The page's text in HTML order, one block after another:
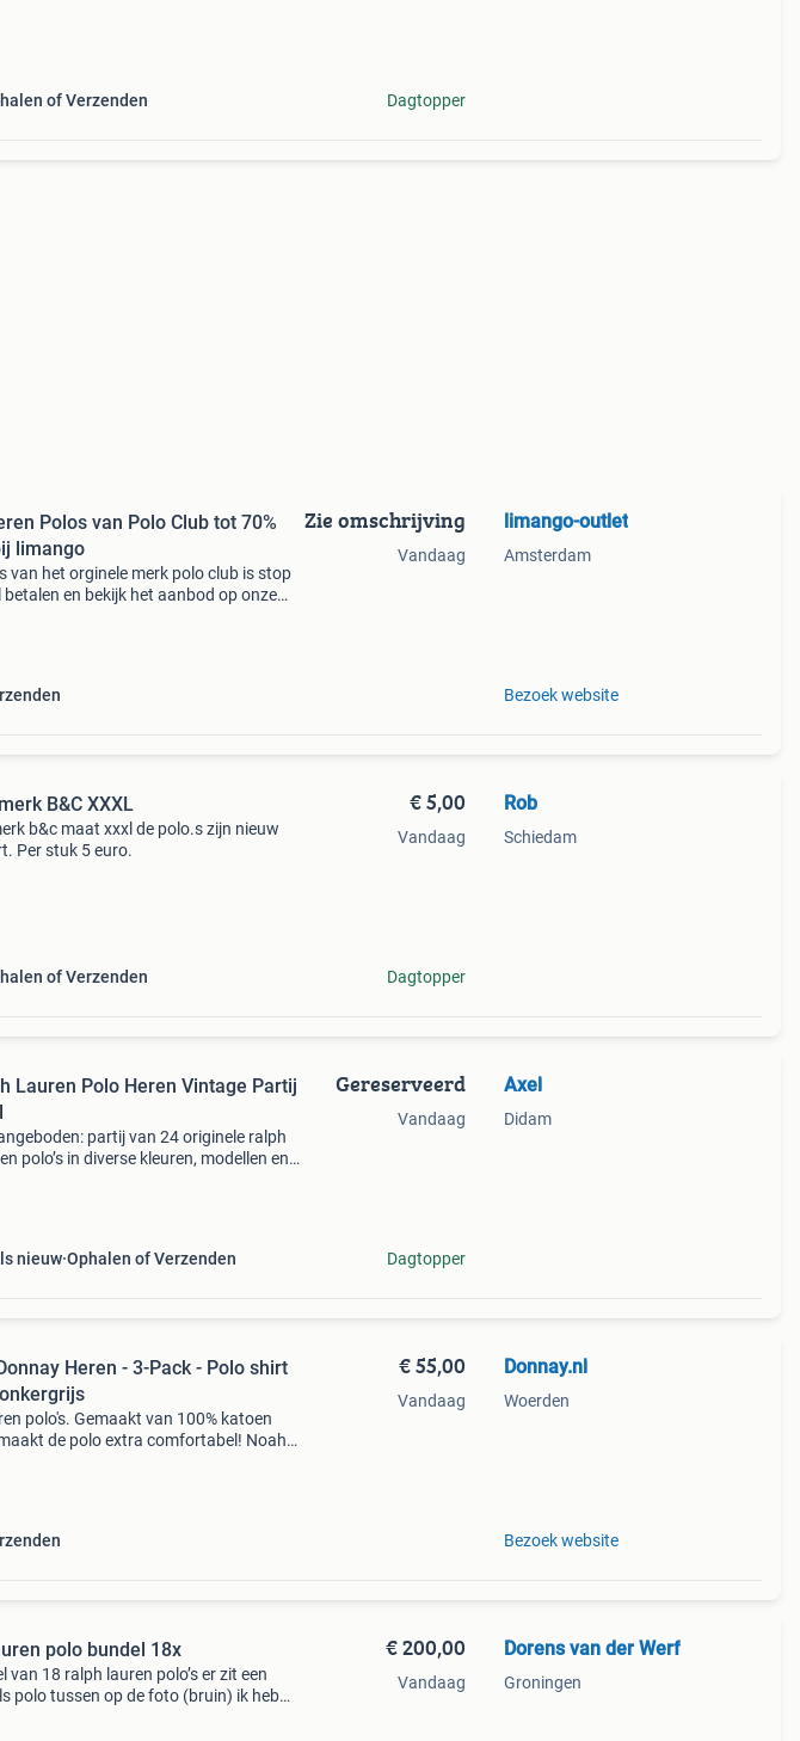
of Verzenden Dagtopper
Polos van Polo Club tot 70%
limango
van het orginele merk polo club is stop
betalen en bekijk het aanbod op onze
Zie omschrijving
Vandaag
limango-outlet
Amsterdam
Bezoek website
B&C XXXL
b&c maat xxxl de polo.s zijn nieuw
Per stuk 5 euro.
of Verzenden
€ 5,00
Vandaag
Dagtopper
Rob
Schiedam
Lauren Polo Heren Vintage Partij
partij van 24 originele ralph
polo’s in diverse kleuren, modellen en
nieuw Ophalen of Verzenden
Gereserveerd
Vandaag
Dagtopper
Axel
Didam
Heren - 3-Pack - Polo shirt
polo's. Gemaakt van 100% katoen
de polo extra comfortabel! Noah
€ 55,00
Vandaag
Donnay.nl
Woerden
Bezoek website
polo bundel 18x
van 18 ralph lauren polo’s er zit een
polo tussen op de foto (bruin) ik heb
€ 200,00
Vandaag
Dorens van der Werf
Groningen